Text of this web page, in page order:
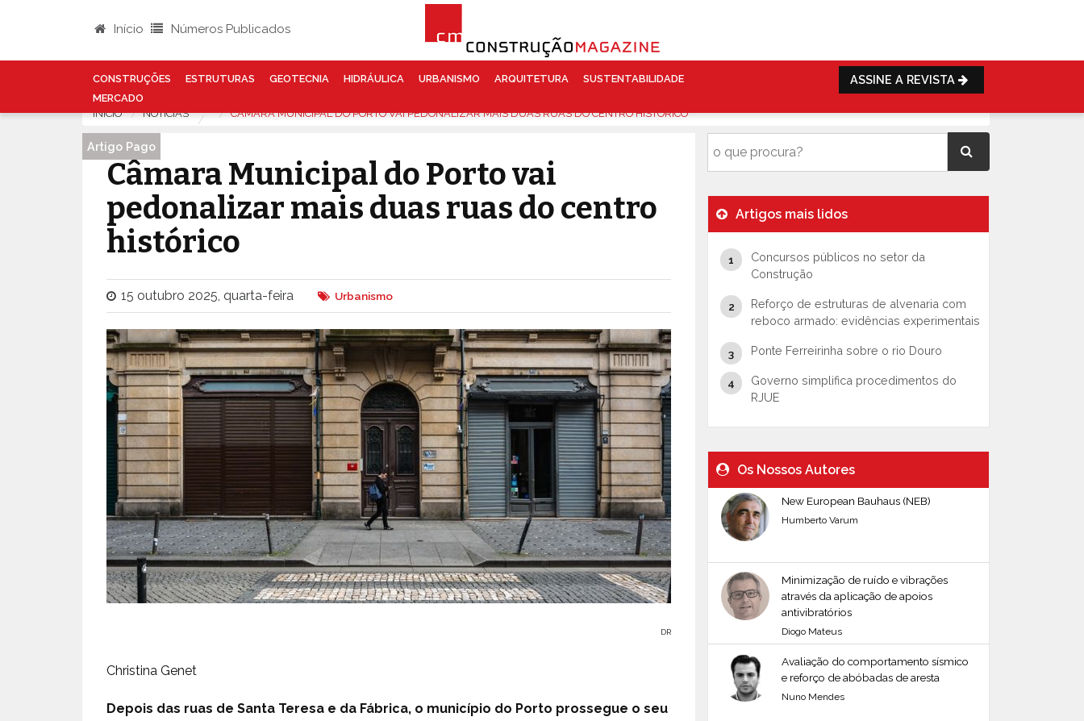
Início Números Publicados
CONSTRUÇÕES ESTRUTURAS GEOTECNIA HIDRÁULICA URBANISMO ARQUITETURA
SUSTENTABILIDADE
MERCADO
ASSINE A REVISTA
INÍCIO NOTÍCIAS CÂMARA MUNICIPAL DO PORTO VAI PEDONALIZAR MAIS DUAS RUAS DO CENTRO HISTÓRICO
Câmara Municipal do Porto vai
pedonalizar mais duas ruas do centro
histórico
Artigo Pago
15 outubro 2025, quarta-feira Urbanismo
DR
Christina Genet
Depois das ruas de Santa Teresa e da Fábrica, o município do Porto prossegue o seu
Artigos mais lidos
Concursos públicos no setor da
Construção
Reforço de estruturas de alvenaria com
reboco armado: evidências experimentais
Ponte Ferreirinha sobre o rio Douro
Governo simplifica procedimentos do
RJUE
Os Nossos Autores
New European Bauhaus (NEB)
Humberto Varum
Minimização de ruído e vibrações
através da aplicação de apoios
antivibratórios
Diogo Mateus
Avaliação do comportamento sísmico
e reforço de abóbadas de aresta
Nuno Mendes